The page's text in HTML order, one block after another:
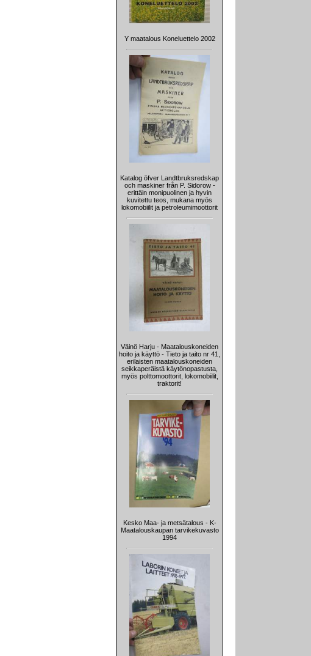
Y maatalous Koneluettelo 2002
Katalog öfver Landtbruksredskap
och maskiner från P. Sidorow -
erittäin monipuolinen ja hyvin
kuvitettu teos, mukana myös
lokomobiilit ja petroleumimoottorit
Väinö Harju - Maatalouskoneiden
hoito ja käyttö - Tieto ja taito nr 41,
erilaisten maatalouskoneiden
seikkaperäistä käytönopastusta,
myös polttomoottorit, lokomobiilit,
traktorit!
Kesko Maa- ja metsätalous - K-
Maatalouskaupan tarvikekuvasto
1994